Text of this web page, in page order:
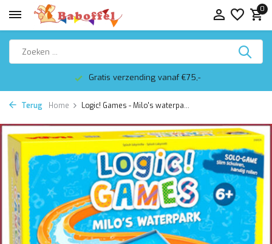
0
Gratis verzending vanaf €75,-
Terug Home Logic! Games - Milo's waterpa...